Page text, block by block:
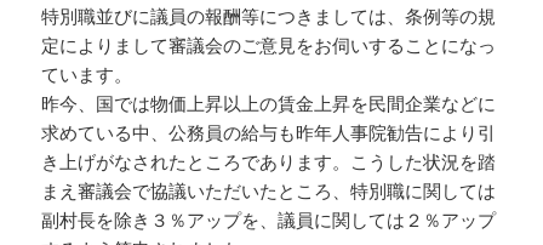
特別職並びに議員の報酬等につきましては、条例等の規
定によりまして審議会のご意見をお伺いすることになっ
ています。
昨今、国では物価上昇以上の賃金上昇を民間企業などに
求めている中、公務員の給与も昨年人事院勧告により引
き上げがなされたところであります。こうした状況を踏
まえ審議会で協議いただいたところ、特別職に関しては
副村長を除き３％アップを、議員に関しては２％アップ